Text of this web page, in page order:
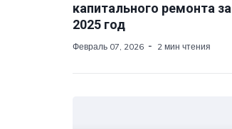
капитального ремонта за
2025 год
Февраль 07, 2026 2 мин чтения